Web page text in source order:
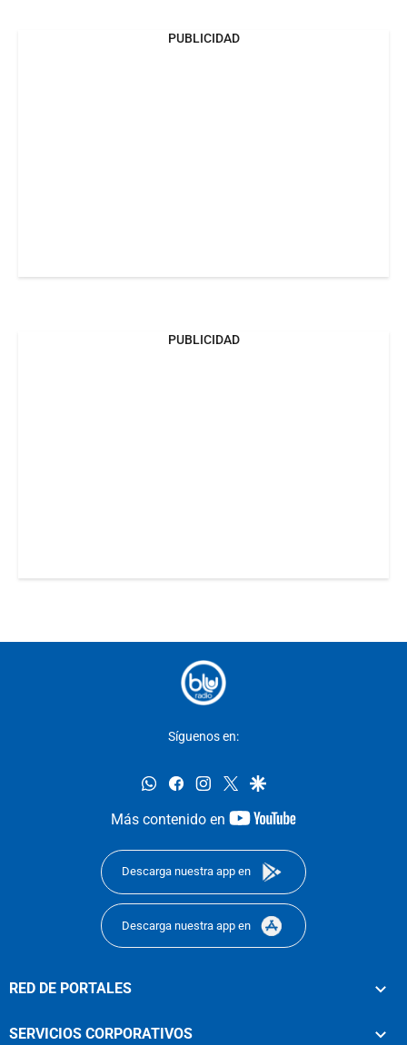
PUBLICIDAD
PUBLICIDAD
Síguenos en:
whatsappfacebookinstagram
twittergoogle
Más contenido en
youtube-
Descarga nuestra app en
Descarga nuestra app en
RED DE PORTALES
SERVICIOS CORPORATIVOS